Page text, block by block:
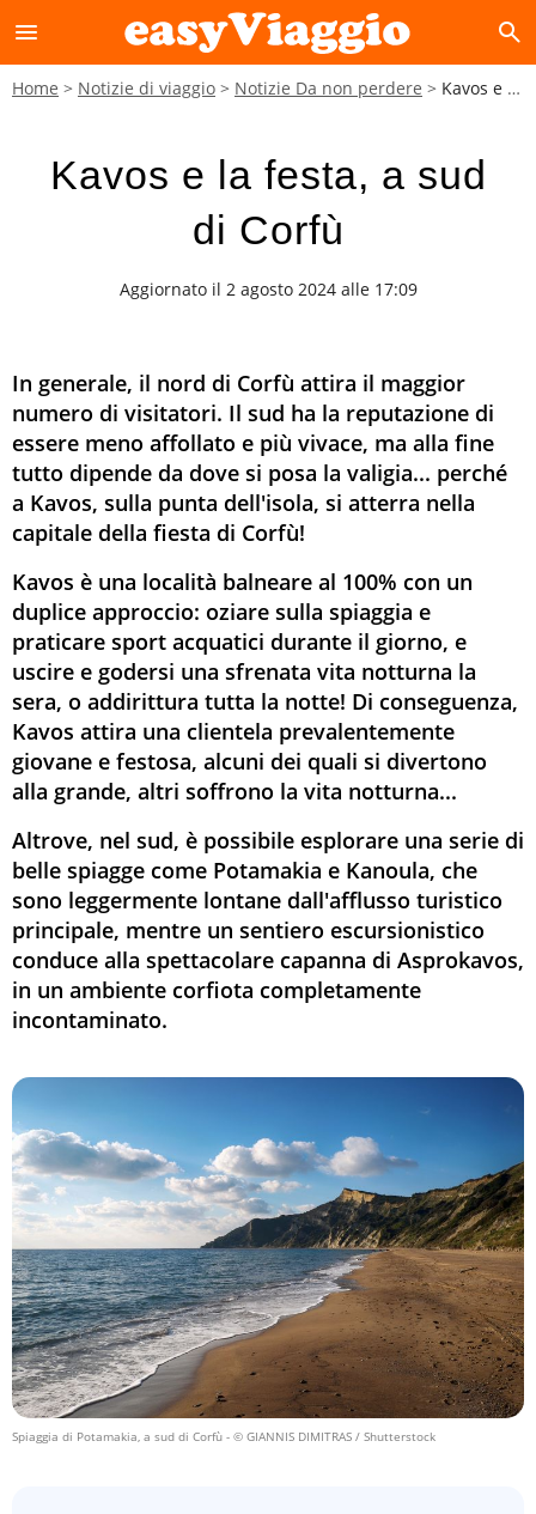
menu search
Home Notizie di viaggio Notizie Da non perdere Kavos e la festa, a sud di Corfù
Kavos e la festa, a sud
di Corfù
Aggiornato il 2 agosto 2024 alle 17:09
In generale, il nord di Corfù attira il maggior
numero di visitatori. Il sud ha la reputazione di
essere meno affollato e più vivace, ma alla fine
tutto dipende da dove si posa la valigia... perché
a Kavos, sulla punta dell'isola, si atterra nella
capitale della fiesta di Corfù!
Kavos è una località balneare al 100% con un
duplice approccio: oziare sulla spiaggia e
praticare sport acquatici durante il giorno, e
uscire e godersi una sfrenata vita notturna la
sera, o addirittura tutta la notte! Di conseguenza,
Kavos attira una clientela prevalentemente
giovane e festosa, alcuni dei quali si divertono
alla grande, altri soffrono la vita notturna...
Altrove, nel sud, è possibile esplorare una serie di
belle spiagge come Potamakia e Kanoula, che
sono leggermente lontane dall'afflusso turistico
principale, mentre un sentiero escursionistico
conduce alla spettacolare capanna di Asprokavos,
in un ambiente corfiota completamente
incontaminato.
Spiaggia di Potamakia, a sud di Corfù - © GIANNIS DIMITRAS / Shutterstock